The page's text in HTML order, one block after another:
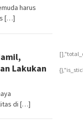
harus
[…]
Lakukan
di […]